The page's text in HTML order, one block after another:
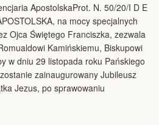
ApostolskaProt. N. 50/20/I D E
na mocy specjalnych
Ojca Świętego Franciszka, zezwala
Kamińskiemu, Biskupowi
w dniu 29 listopada roku Pańskiego
zainaugurowany Jubileusz
Jezus, po sprawowaniu